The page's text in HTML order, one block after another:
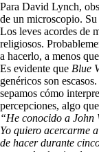
Para David Lynch,
de un microscopio.
Los leves acordes de
religiosos.
a hacerlo, a menos
Es evidente que Blue
genéricos son
sepamos cómo
percepciones, algo
“He conocido a John
Yo quiero acercarme
de hacer durante